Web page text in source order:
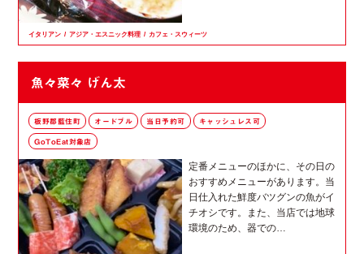
イタリアン アジア・エスニック料理 カフェ・スウィーツ
魚々菜々 げん太
板野郡藍住町 オードブル 当日予約可 キャッシュレス可
GoToEat対象店
定番メニューのほかに、その日の
おすすめメニューがあります。当
日仕入れた鮮度バツグンの魚がイ
チオシです。また、当店では地球
環境のため、器での…